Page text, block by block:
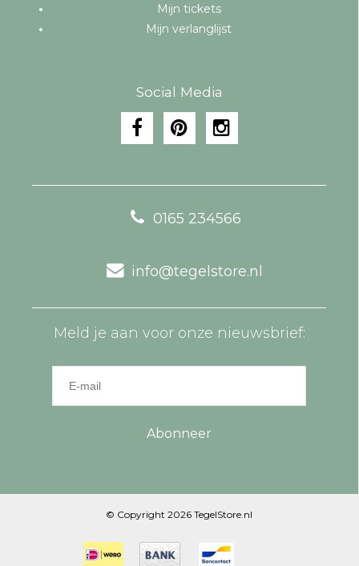
Mijn tickets
Mijn verlanglijst
Social Media
0165 234566
info@tegelstore.nl
Meld je aan voor onze nieuwsbrief:
Abonneer
© Copyright 2026 TegelStore.nl